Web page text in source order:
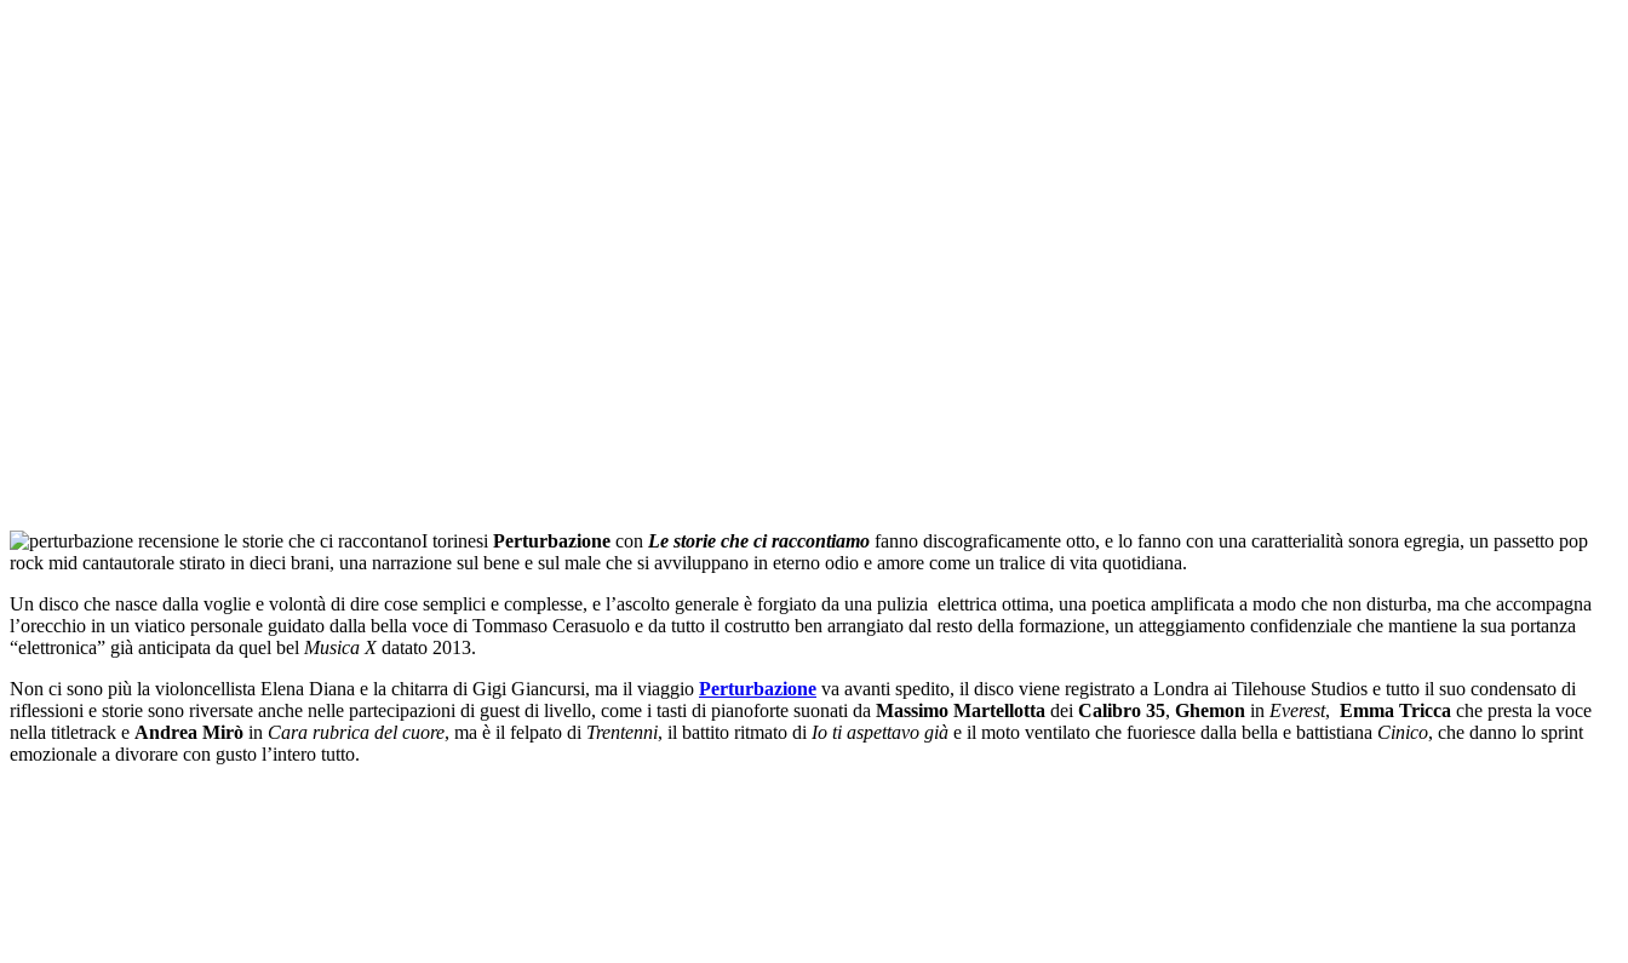
I torinesi Perturbazione con Le storie che ci raccontiamo fanno discograficamente otto, e lo fanno con una caratterialità sonora egregia, un passetto pop
rock mid cantautorale stirato in dieci brani, una narrazione sul bene e sul male che si avviluppano in eterno odio e amore come un tralice di vita quotidiana.
Un disco che nasce dalla voglie e volontà di dire cose semplici e complesse, e l’ascolto generale è forgiato da una pulizia elettrica ottima, una poetica amplificata a modo che non disturba, ma che accompagna
l’orecchio in un viatico personale guidato dalla bella voce di Tommaso Cerasuolo e da tutto il costrutto ben arrangiato dal resto della formazione, un atteggiamento confidenziale che mantiene la sua portanza
“elettronica” già anticipata da quel bel Musica Xdatato 2013.
Non ci sono più la violoncellista Elena Diana e la chitarra di Gigi Giancursi, ma il viaggio Perturbazione va avanti spedito, il disco viene registrato a Londra ai Tilehouse Studios e tutto il suo condensato di
riflessioni e storie sono riversate anche nelle partecipazioni di guest di livello, come i tasti di pianoforte suonati da Massimo Martellotta dei Calibro 35, Ghemon in Everest, Emma Tricca che presta la voce
nella titletrack e Andrea Mirò in Cara rubrica del cuore, ma è il felpato di Trentenni, il battito ritmato di Io ti aspettavo già e il moto ventilato che fuoriesce dalla bella e battistiana Cinico, che danno lo sprint
emozionale a divorare con gusto l’intero tutto.